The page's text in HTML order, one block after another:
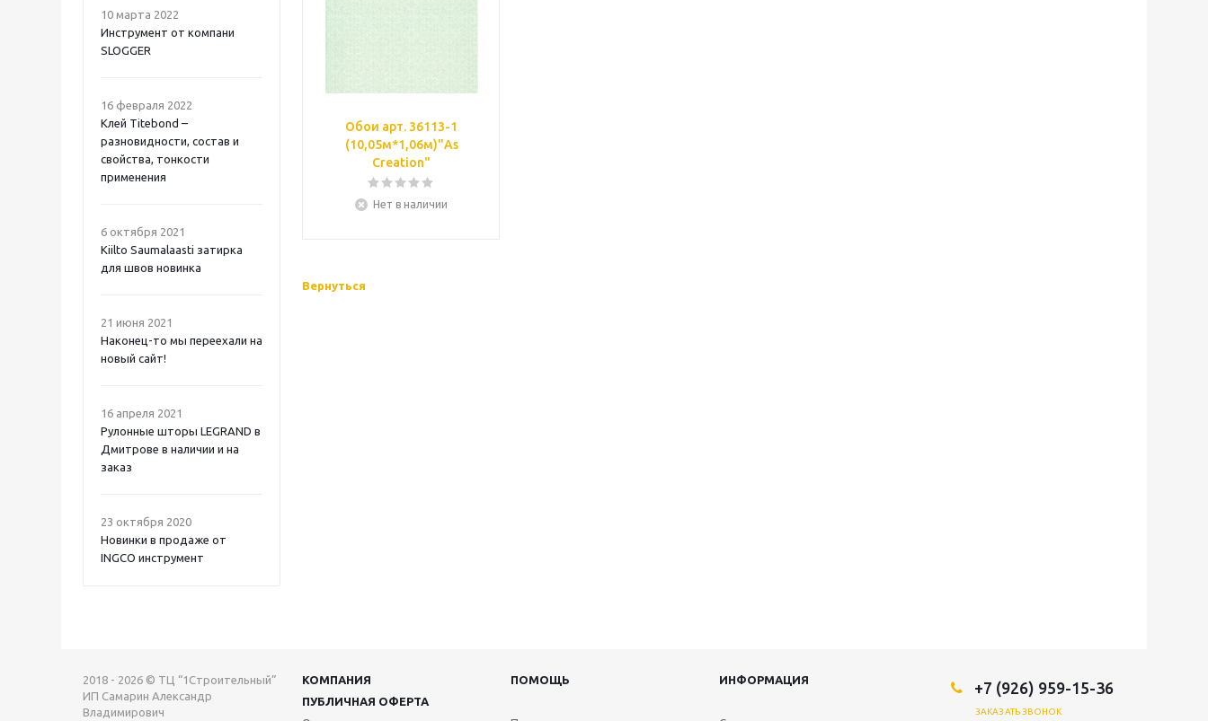
10 марта 2022
Инструмент от компани
SLOGGER
16 февраля 2022
Клей Titebond –
разновидности, состав и
свойства, тонкости
применения
6 октября 2021
Kiilto Saumalaasti затирка
для швов новинка
21 июня 2021
Наконец-то мы переехали на
новый сайт!
16 апреля 2021
Рулонные шторы LEGRAND в
Дмитрове в наличии и на
заказ
23 октября 2020
Новинки в продаже от
INGCO инструмент
Обои арт. 36113-1
(10,05м*1,06м)"As
Creation"
Нет в наличии
Вернуться
2018 - 2026 © ТЦ “1Строительный”
ИП Самарин Александр
Владимирович
КОМПАНИЯ ПОМОЩЬ
ИНФОРМАЦИЯ
ПУБЛИЧНАЯ ОФЕРТА
+7 (926) 959-15-36
ЗАКАЗАТЬ ЗВОНОК